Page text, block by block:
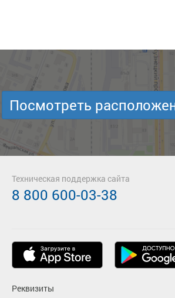
Посмотреть
Реквизиты
Техническая поддержка сайта
8 800 600-03-38